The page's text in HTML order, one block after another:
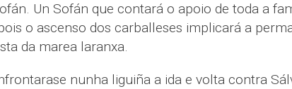
Un Sofán que contará o apoio de toda a
o ascenso dos carballeses implicará a
da marea laranxa.
nunha liguiña a ida e volta contra